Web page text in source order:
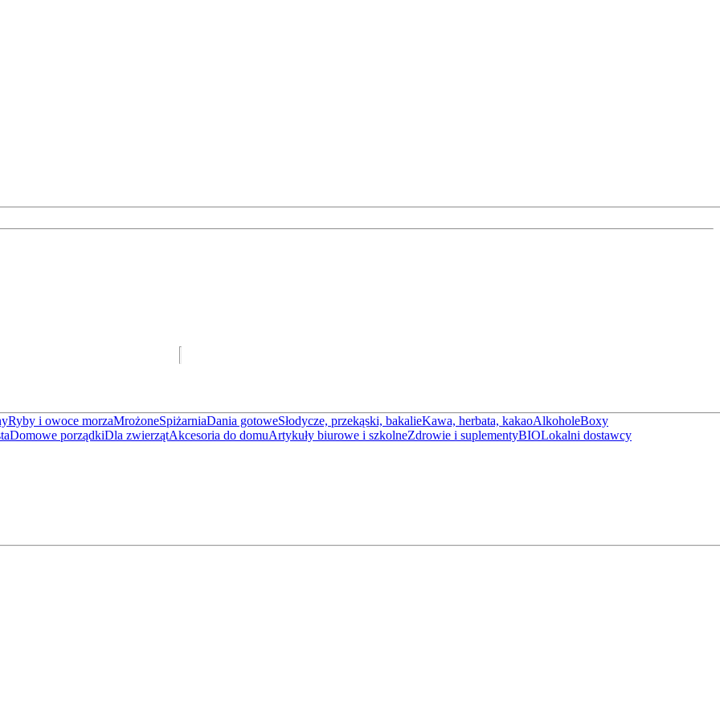
Ryby i owoce morzaMrożoneSpiżarniaDania gotoweSłodycze, przekąski, bakalieKawa, herbata, kakaoAlkoholeBoxy
Domowe porządkiDla zwierzątAkcesoria do domuArtykuły biurowe i szkolneZdrowie i suplementyBIOLokalni dostawcy